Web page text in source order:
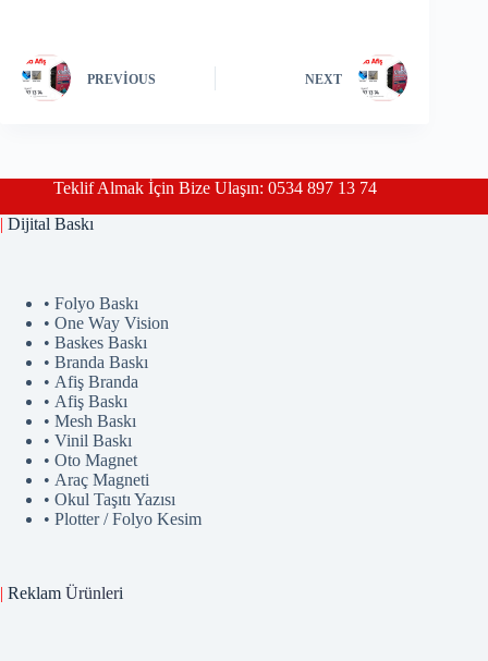
PREVIOUS NEXT
Teklif Almak İçin Bize Ulaşın: 0534 897 13 74
| Dijital Baskı
• Folyo Baskı
• One Way Vision
• Baskes Baskı
• Branda Baskı
• Afiş Branda
• Afiş Baskı
• Mesh Baskı
• Vinil Baskı
• Oto Magnet
• Araç Magneti
• Okul Taşıtı Yazısı
• Plotter / Folyo Kesim
| Reklam Ürünleri